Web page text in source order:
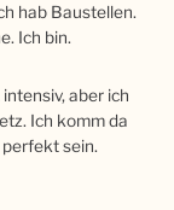
hab Baustellen.
Ich bin.
aber ich
Ich komm da
perfekt sein.